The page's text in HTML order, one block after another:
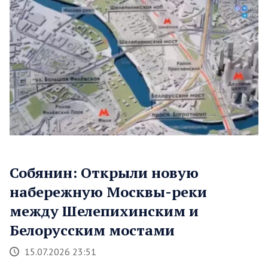
Собянин: Открыли новую
набережную Москвы-реки
между Шелепихинским и
Белорусским мостами
15.07.2026 23:51